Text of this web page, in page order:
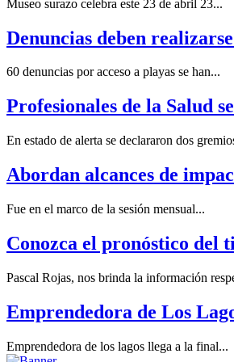
Museo surazo celebra este 23 de abril 23...
Denuncias deben
60 denuncias por acceso a playas se han...
Profesionales de la Salud
En estado de alerta se declararon dos
Abordan alcances de
Fue en el marco de la sesión mensual...
Conozca el pronóstico del
Pascal Rojas, nos brinda la información
Emprendedora de Los
Emprendedora de los lagos llega a la final...